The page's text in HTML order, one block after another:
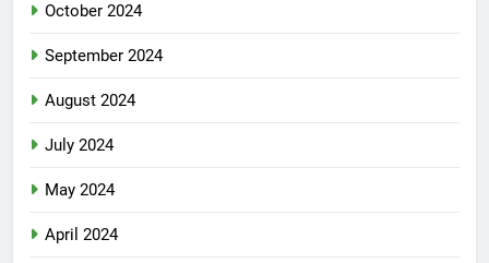
October 2024
September 2024
August 2024
July 2024
May 2024
April 2024